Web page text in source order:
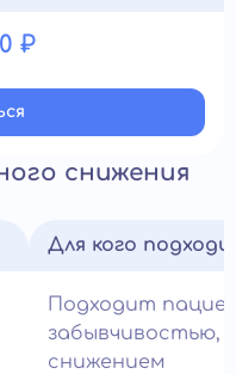
₽
снижения
Для кого
Подходит
забывчивостью,
снижением